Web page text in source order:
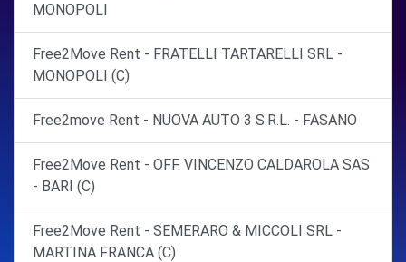
MONOPOLI
Free2Move Rent - FRATELLI TARTARELLI SRL -
MONOPOLI (C)
Free2move Rent - NUOVA AUTO 3 S.R.L. - FASANO
Free2Move Rent - OFF. VINCENZO CALDAROLA SAS
- BARI (C)
Free2Move Rent - SEMERARO & MICCOLI SRL -
MARTINA FRANCA (C)